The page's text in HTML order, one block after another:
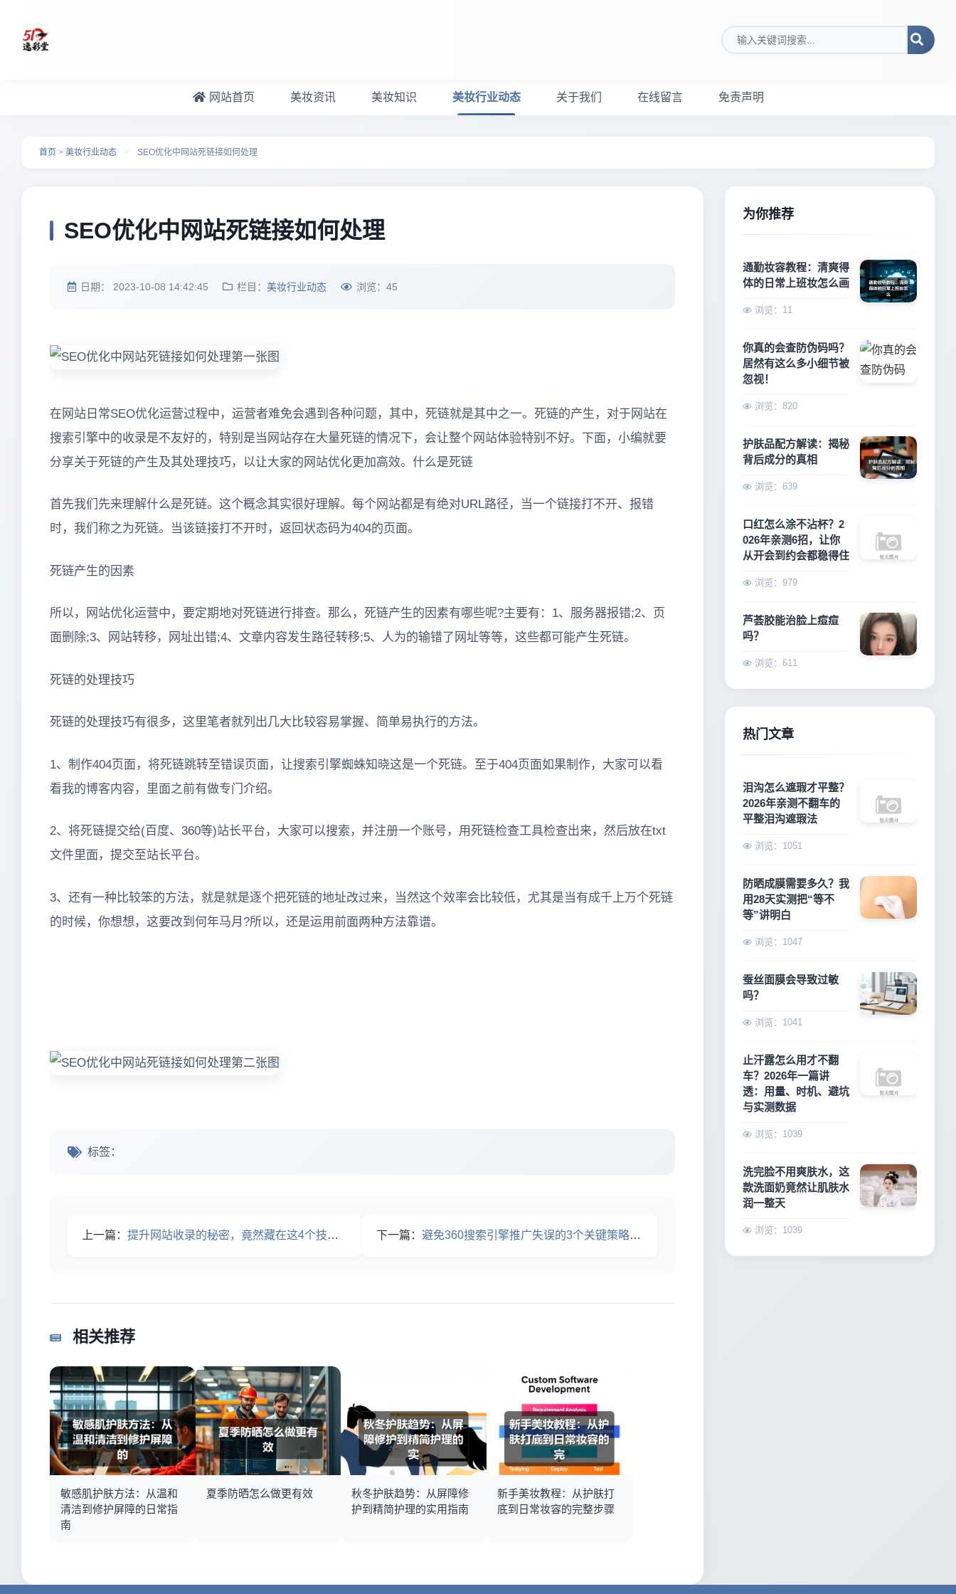
搜索关键词
网站首页 美妆资讯 美妆知识 美妆行业动态 关于我们 在线留言 免责声明
首页 > 美妆行业动态 > SEO优化中网站死链接如何处理
SEO优化中网站死链接如何处理
日期： 2023-10-08 14:42:45 栏目： 美妆行业动态 浏览： 45
在网站日常SEO优化运营过程中，运营者难免会遇到各种问题，其中，死链就是其中之一。死链的产生，对于网站在
搜索引擎中的收录是不友好的，特别是当网站存在大量死链的情况下，会让整个网站体验特别不好。下面，小编就要
分享关于死链的产生及其处理技巧，以让大家的网站优化更加高效。什么是死链
首先我们先来理解什么是死链。这个概念其实很好理解。每个网站都是有绝对URL路径，当一个链接打不开、报错
时，我们称之为死链。当该链接打不开时，返回状态码为404的页面。
死链产生的因素
所以，网站优化运营中，要定期地对死链进行排查。那么，死链产生的因素有哪些呢?主要有：1、服务器报错;2、页
面删除;3、网站转移，网址出错;4、文章内容发生路径转移;5、人为的输错了网址等等，这些都可能产生死链。
死链的处理技巧
死链的处理技巧有很多，这里笔者就列出几大比较容易掌握、简单易执行的方法。
1、制作404页面，将死链跳转至错误页面，让搜索引擎蜘蛛知晓这是一个死链。至于404页面如果制作，大家可以看
看我的博客内容，里面之前有做专门介绍。
2、将死链提交给(百度、360等)站长平台，大家可以搜索，并注册一个账号，用死链检查工具检查出来，然后放在txt
文件里面，提交至站长平台。
3、还有一种比较笨的方法，就是就是逐个把死链的地址改过来，当然这个效率会比较低，尤其是当有成千上万个死链
的时候，你想想，这要改到何年马月?所以，还是运用前面两种方法靠谱。
标签：
上一篇： 提升网站收录的秘密，竟然藏在这4个技巧里！ 下一篇：避免360搜索引擎推广失误的3个关键策略，竟然很多企业常常忽
相关推荐
敏感肌护肤方法：从温和
清洁到修护屏障的日常指
南
夏季防晒怎么做更有效
秋冬护肤趋势：从屏障修
护到精简护理的实用指南
新手美妆教程：从护肤打
底到日常妆容的完整步骤
为你推荐
通勤妆容教程：清爽得
体的日常上班妆怎么画
浏览：11
你真的会查防伪码吗？
居然有这么多小细节被
忽视！
浏览：820
护肤品配方解读：揭秘
背后成分的真相
浏览：639
口红怎么涂不沾杯？2
026年亲测6招，让你
从开会到约会都稳得住
浏览：979
芦荟胶能治脸上痘痘
吗？
浏览：611
热门文章
泪沟怎么遮瑕才平整？
2026年亲测不翻车的
平整泪沟遮瑕法
浏览：1051
防晒成膜需要多久？我
用28天实测把“等不
等”讲明白
浏览：1047
蚕丝面膜会导致过敏
吗？
浏览：1041
止汗露怎么用才不翻
车？2026年一篇讲
透：用量、时机、避坑
与实测数据
浏览：1039
洗完脸不用爽肤水，这
款洗面奶竟然让肌肤水
润一整天
浏览：1039